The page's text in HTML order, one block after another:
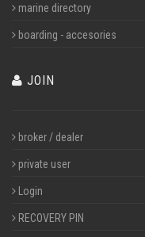
marine directory
boarding - accesories
JOIN
broker / dealer
private user
Login
RECOVERY PIN